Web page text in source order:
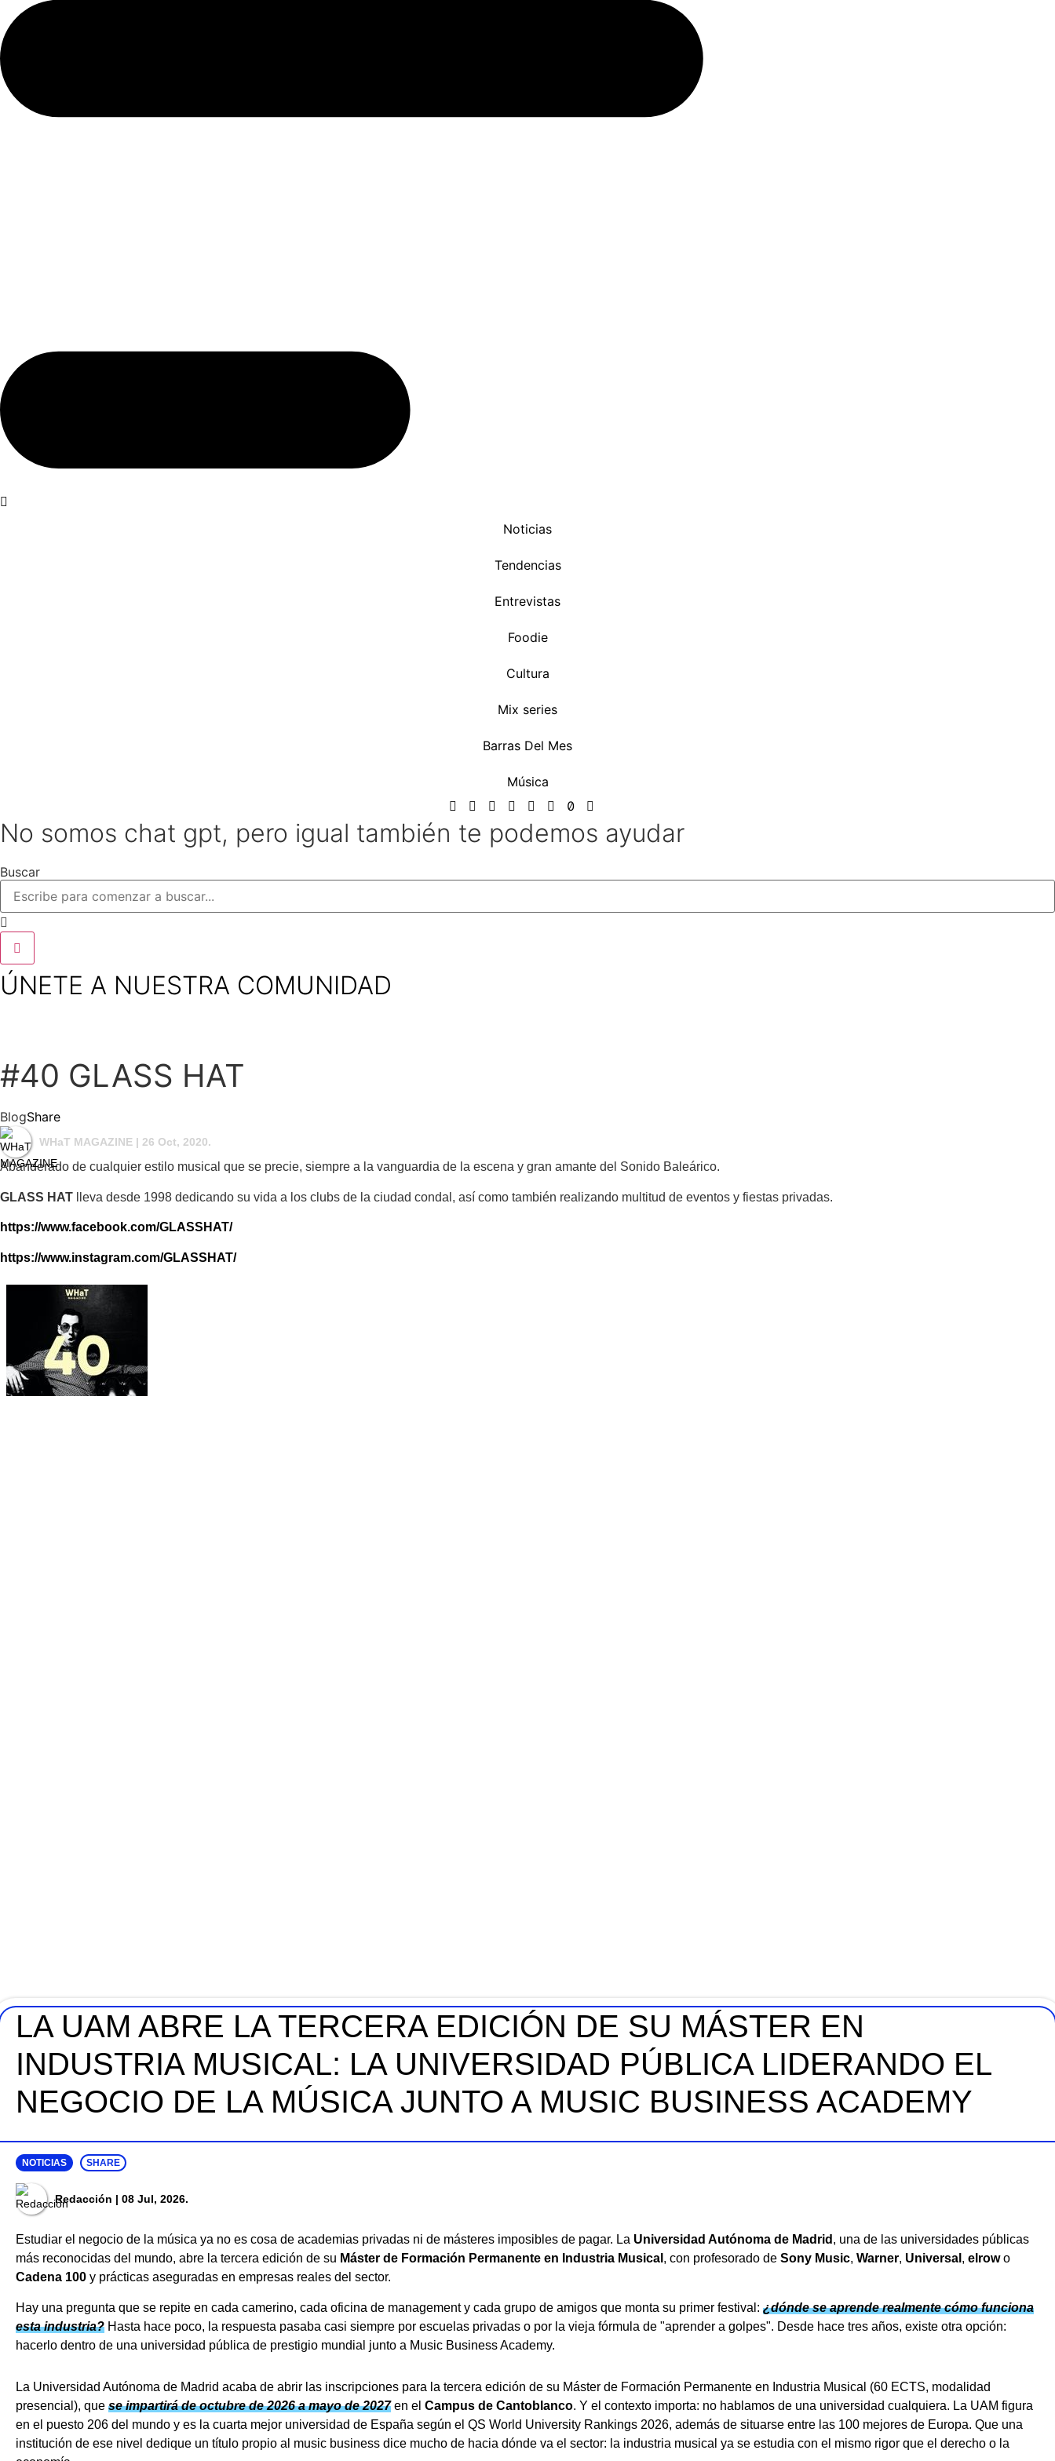
Noticias
Tendencias
Entrevistas
Foodie
Cultura
Mix series
Barras Del Mes
Música
No somos chat gpt, pero igual también te podemos ayudar
Buscar
ÚNETE A NUESTRA COMUNIDAD
#40 GLASS HAT
BlogShare
WHaT MAGAZINE | 26 Oct, 2020.
Abanderado de cualquier estilo musical que se precie, siempre a la vanguardia de la escena y gran amante del Sonido Baleárico.
GLASS HAT lleva desde 1998 dedicando su vida a los clubs de la ciudad condal, así como también realizando multitud de eventos y fiestas privadas.
https://www.facebook.com/GLASSHAT/
https://www.instagram.com/GLASSHAT/
LA UAM ABRE LA TERCERA EDICIÓN DE SU MÁSTER EN
INDUSTRIA MUSICAL: LA UNIVERSIDAD PÚBLICA LIDERANDO EL
NEGOCIO DE LA MÚSICA JUNTO A MUSIC BUSINESS ACADEMY
NOTICIAS SHARE
Redacción | 08 Jul, 2026.
Estudiar el negocio de la música ya no es cosa de academias privadas ni de másteres imposibles de pagar. La Universidad Autónoma de Madrid , una de las universidades públicas
más reconocidas del mundo, abre la tercera edición de su Máster de Formación Permanente en Industria Musical , con profesorado de Sony Music, Warner, Universal , elrowo
Cadena 100 y prácticas aseguradas en empresas reales del sector.
Hay una pregunta que se repite en cada camerino, cada oficina de management y cada grupo de amigos que monta su primer festival: ¿dónde se aprende realmente cómo funciona
esta industria? Hasta hace poco, la respuesta pasaba casi siempre por escuelas privadas o por la vieja fórmula de "aprender a golpes". Desde hace tres años, existe otra opción:
hacerlo dentro de una universidad pública de prestigio mundial junto a Music Business Academy.
La Universidad Autónoma de Madrid acaba de abrir las inscripciones para la tercera edición de su Máster de Formación Permanente en Industria Musical (60 ECTS, modalidad
presencial), que se impartirá de octubre de 2026 a mayo de 2027en el Campus de Cantoblanco. Y el contexto importa: no hablamos de una universidad cualquiera. La UAM figura
en el puesto 206 del mundo y es la cuarta mejor universidad de España según el QS World University Rankings 2026, además de situarse entre las 100 mejores de Europa. Que una
institución de ese nivel dedique un título propio al music business dice mucho de hacia dónde va el sector: la industria musical ya se estudia con el mismo rigor que el derecho o la